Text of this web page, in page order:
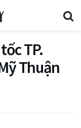
TP.
Thuận